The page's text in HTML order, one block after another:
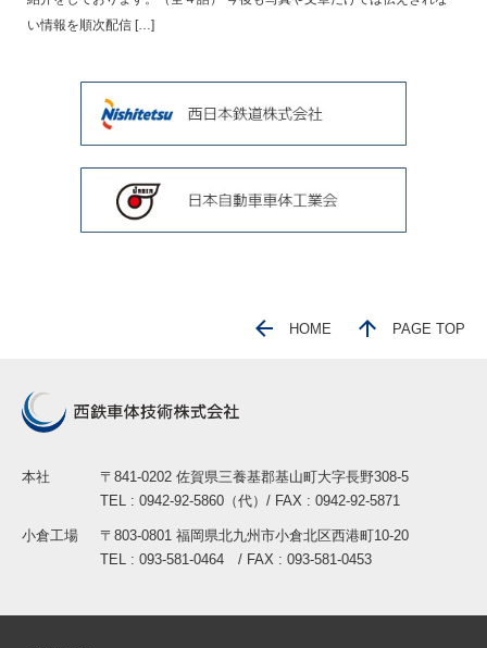
い情報を順次配信 […]
HOME PAGE TOP
本社
〒841-0202 佐賀県三養基郡基山町大字長野308-5
TEL : 0942-92-5860（代）/ FAX : 0942-92-5871
小倉工場
〒803-0801 福岡県北九州市小倉北区西港町10-20
TEL : 093-581-0464 / FAX : 093-581-0453